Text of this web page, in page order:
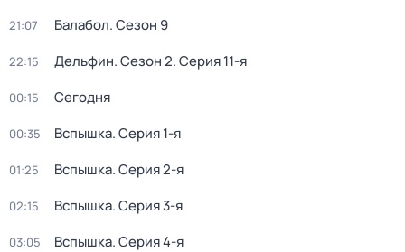
21:07 Балабол. Сезон 9
22:15 Дельфин. Сезон 2. Серия 11-я
00:15 Сегодня
00:35 Вспышка. Серия 1-я
01:25 Вспышка. Серия 2-я
02:15 Вспышка. Серия 3-я
03:05 Вспышка. Серия 4-я